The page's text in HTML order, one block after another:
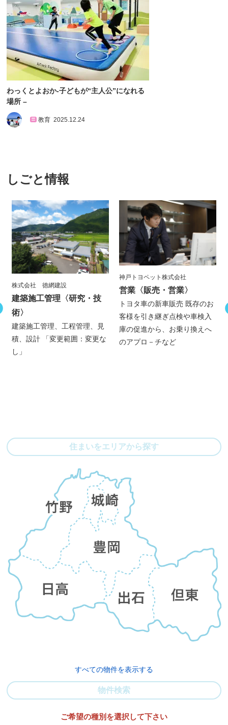
わっくとよおか-子どもが“主人公”になれる
場所 –
教育 2025.12.24
しごと情報
株式会社 徳網建設
建築施工管理 〈研究・技
術〉
建築施工管理、工程管理、見
積、設計 「変更範囲：変更な
し」
神戸トヨペット株式会社
営業 〈販売・営業〉
トヨタ車の新車販売 既存のお
客様を引き継ぎ点検や車検入
庫の促進から、お乗り換えへ
のアプロ－チなど
住まいをエリアから探す
すべての物件を表示する
物件検索
ご希望の種別を選択して下さい